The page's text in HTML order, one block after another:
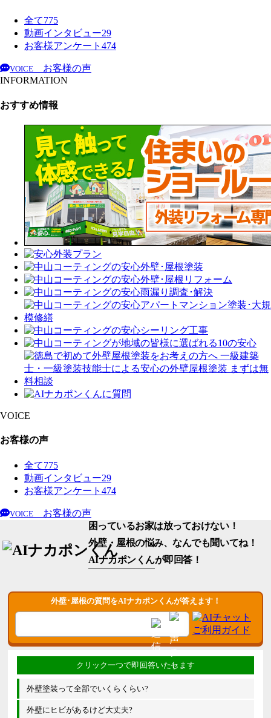
全て775
動画インタビュー29
お客様アンケート 474
VOICE
お客様の声
INFORMATION
おすすめ情報
VOICE
お客様の声
全て775
動画インタビュー29
お客様アンケート 474
VOICE
お客様の声
困っているお家は放っておけない！
外壁・屋根の悩み、なんでも聞いてね！
AIナカポンくんが即回答！
外壁･屋根の質問をAIナカポンくんが答えます！
外壁塗装って全部でいくらくらい?
外壁にヒビがあるけど大丈夫?